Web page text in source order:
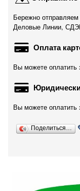
Бережно
Деловые Линии,
Оплата
Вы можете оплатить
Вы можете оплатить
Поделиться…